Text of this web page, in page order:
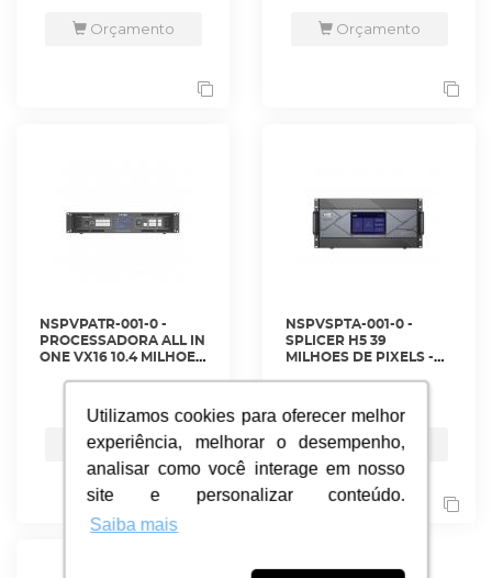
Utilizamos cookies para oferecer melhor
experiência, melhorar o desempenho,
analisar como você interage em nosso
site e personalizar conteúdo.
Saiba mais
Utilizamos cookies para oferecer melhor
experiência, melhorar o desempenho,
analisar como você interage em nosso
site e personalizar conteúdo.
Saiba mais
Orçamento Orçamento
NSPVPATR-001-0 -
PROCESSADORA ALL IN
ONE VX16 10.4 MILHOES
Orçamento
NSPVSPTA-001-0 -
SPLICER H5 39
MILHOES DE PIXELS -
Orçamento